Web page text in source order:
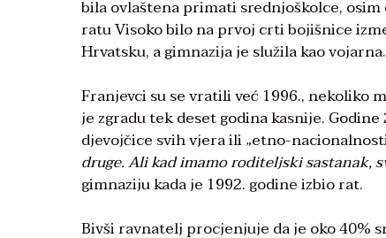
bila ovlaštena primati srednjoškolce,
ratu Visoko bilo na prvoj crti bojišnice
Hrvatsku, a gimnazija je služila kao vojarna.
Franjevci su se vratili već 1996., nekoliko
je zgradu tek deset godina kasnije.
djevojčice svih vjera ili „etno-
druge. Ali kad imamo roditeljski sastanak,
gimnaziju kada je 1992. godine izbio rat.
Bivši ravnatelj procjenjuje da je oko 40%